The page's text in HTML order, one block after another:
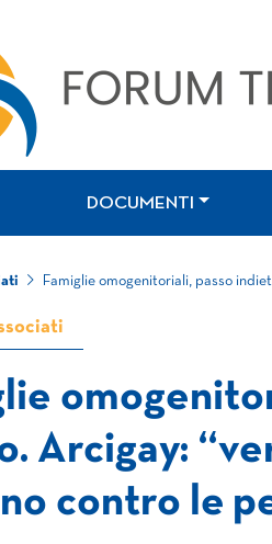
DOCUMENTI
Famiglie omogenitoriali, passo
Arcigay:
contro le